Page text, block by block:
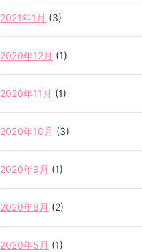
2021年1月 (3)
2020年12月 (1)
2020年11月 (1)
2020年10月 (3)
2020年9月 (1)
2020年8月 (2)
2020年5月 (1)